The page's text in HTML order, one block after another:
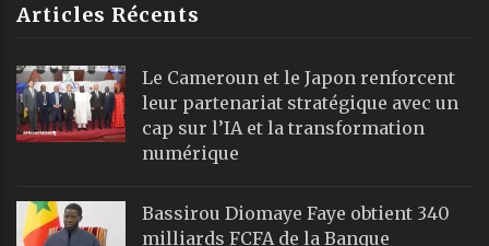
Articles Récents
Le Cameroun et le Japon renforcent
leur partenariat stratégique avec un
cap sur l’IA et la transformation
numérique
Bassirou Diomaye Faye obtient 340
milliards FCFA de la Banque